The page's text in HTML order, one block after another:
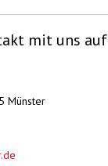
mit uns auf
Münster